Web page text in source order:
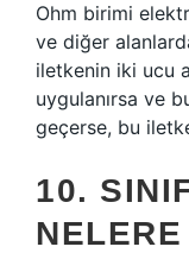
Ohm birimi
ve diğer
iletkenin iki ucu
uygulanırsa ve
geçerse, bu
10.